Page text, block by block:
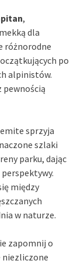
,
dla
różnorodne
po
alpinistów.
pewnością
sprzyja
szlaki
parku, dając
między
w naturze.
zapomnij o
niezliczone